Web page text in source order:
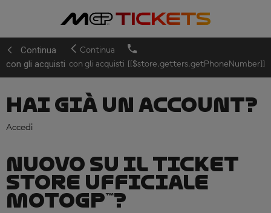
Continua
con gli acquisti
Continua
con gli acquisti [[$store.getters.getPhoneNumber]]
HAI GIÀ UN ACCOUNT?
Accedi
NUOVO SU IL TICKET
STORE UFFICIALE
MOTOGP™?